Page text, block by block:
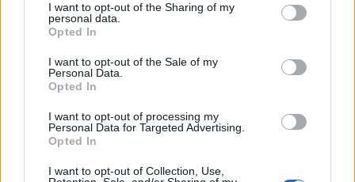
not limited to your visit or usage behaviour. You may click to
grant or deny consent to Google and its third-party tags to
use your data for below specified purposes in below Google
consent section.
I want to opt-out of the Sharing of my
personal data.
Opted In
I want to opt-out of the Sale of my
Personal Data.
Opted In
I want to opt-out of processing my
Personal Data for Targeted Advertising.
Opted In
I want to opt-out of Collection, Use,
NECROLOGIE
Mario Malu
Paolo Pinna